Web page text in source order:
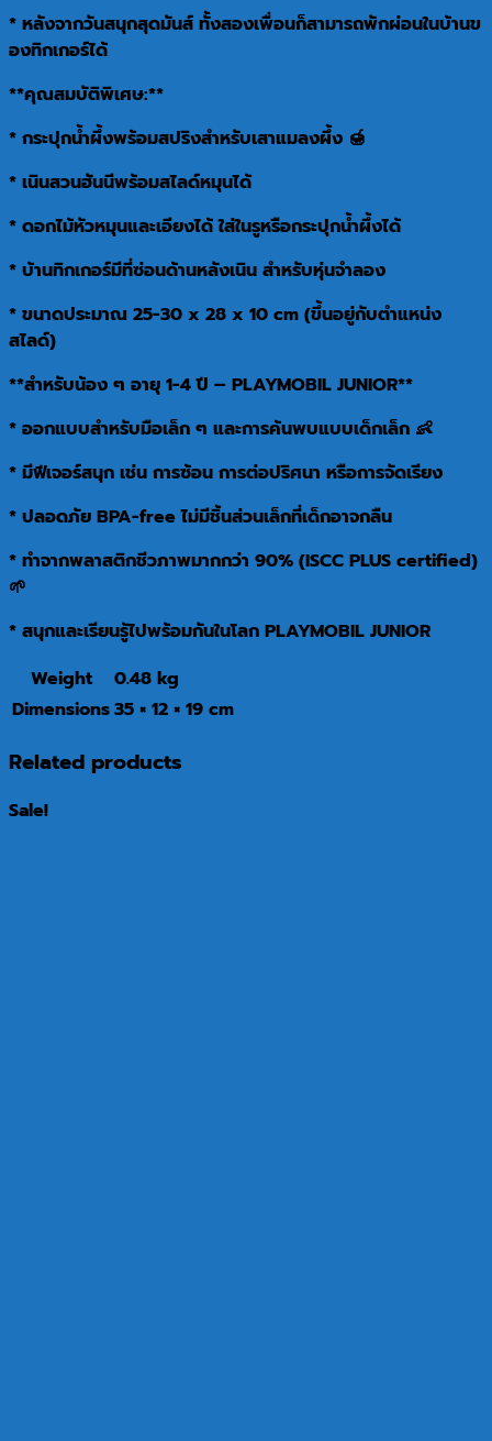
* หลังจากวันสนุกสุดมันส์ ทั้งสองเพื่อนก็สามารถพักผ่อนในบ้านข
องทิกเกอร์ได้
**คุณสมบัติพิเศษ:**
* กระปุกน้ำผึ้งพร้อมสปริงสำหรับเสาแมลงผึ้ง 🍯
* เนินสวนฮันนีพร้อมสไลด์หมุนได้
* ดอกไม้หัวหมุนและเอียงได้ ใส่ในรูหรือกระปุกน้ำผึ้งได้
* บ้านทิกเกอร์มีที่ซ่อนด้านหลังเนิน สำหรับหุ่นจำลอง
* ขนาดประมาณ 25-30 x 28 x 10 cm (ขึ้นอยู่กับตำแหน่ง
สไลด์)
**สำหรับน้อง ๆ อายุ 1-4 ปี – PLAYMOBIL JUNIOR**
* ออกแบบสำหรับมือเล็ก ๆ และการค้นพบแบบเด็กเล็ก 👶
* มีฟีเจอร์สนุก เช่น การซ้อน การต่อปริศนา หรือการจัดเรียง
* ปลอดภัย BPA-free ไม่มีชิ้นส่วนเล็กที่เด็กอาจกลืน
* ทำจากพลาสติกชีวภาพมากกว่า 90% (ISCC PLUS certified)
🌱
* สนุกและเรียนรู้ไปพร้อมกันในโลก PLAYMOBIL JUNIOR
Weight
0.48 kg
Dimensions35 × 12 × 19 cm
Related products
Sale!